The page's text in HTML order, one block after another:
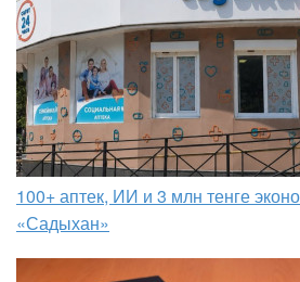
100+ аптек, ИИ и 3 млн тенге
«Садыхан»